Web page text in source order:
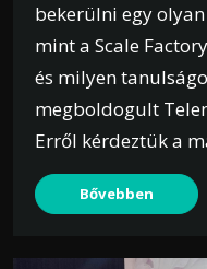
bekerülni egy
mint a Scale
és milyen
megboldogult
Erről kérdeztük a
Bővebben